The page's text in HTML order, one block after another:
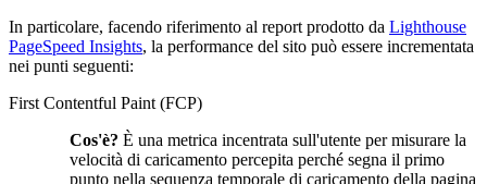
In particolare, facendo riferimento al report prodotto da Lighthouse
PageSpeed Insights, la performance del sito può essere incrementata
nei punti seguenti:
First Contentful Paint (FCP)
Cos'è? È una metrica incentrata sull'utente per misurare la
velocità di caricamento percepita perché segna il primo
punto nella sequenza temporale di caricamento della pagina